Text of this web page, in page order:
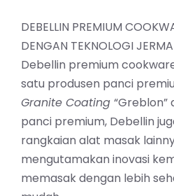
DEBELLIN PREMIUM
DENGAN TEKNOLOGI
Debellin premium
satu produsen panci
Granite Coating “Greblon”
panci premium, Debellin
rangkaian alat masak
mengutamakan inovasi
memasakdengan lebih